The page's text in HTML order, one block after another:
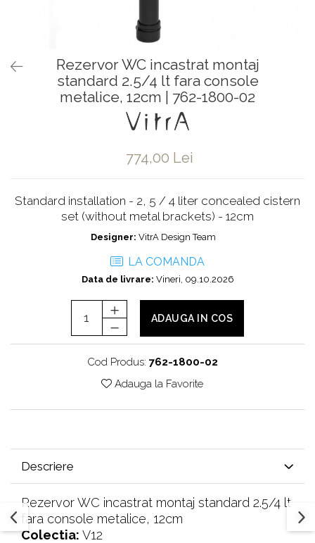
Robinete de trecere
Robinete masina de spalat
Rezervor WC incastrat montaj
standard 2.5/4 lt fara console
metalice, 12cm | 762-1800-02
774,00 Lei
Standard installation - 2, 5 / 4 liter concealed cistern
set (without metal brackets) - 12cm
Designer: VitrA Design Team
LA COMANDA
Data de livrare: Vineri, 09.10.2026
ADAUGA IN COS
Cod Produs: 762-1800-02
Adauga la Favorite
Descriere
Rezervor WC incastrat montaj standard 2.5/4 lt
fara console metalice, 12cm
Colectia: V12